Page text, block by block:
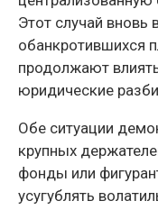
Этот случай вновь
обанкротившихся
продолжают
юридические
Обе ситуации
крупных
фонды или
усугублять